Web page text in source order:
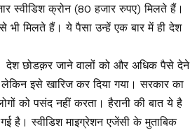
स्वीडिश क्रोन (80 हजार रुपए) मिलते हैं।
भी मिलते हैं। ये पैसा उन्हें एक बार में ही देश
देश छोडक़र जाने वालों को और अधिक पैसे देने
इसे खारिज कर दिया गया। सरकार का
को पसंद नहीं करता। हैरानी की बात ये है
है। स्वीडिश माइग्रेशन एजेंसी के मुताबिक